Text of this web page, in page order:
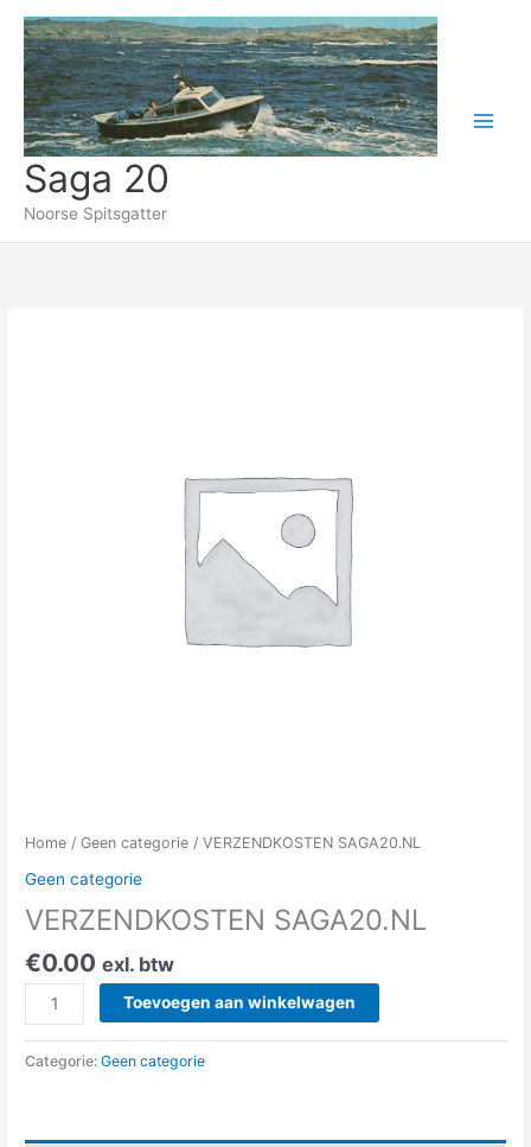
naar
inhoud
Saga 20
Noorse Spitsgatter
Home /Geen categorie / VERZENDKOSTEN SAGA20.NL
Geen categorie
VERZENDKOSTEN SAGA20.NL
€0.00 exl. btw
Toevoegen aan winkelwagen
Categorie:Geen categorie